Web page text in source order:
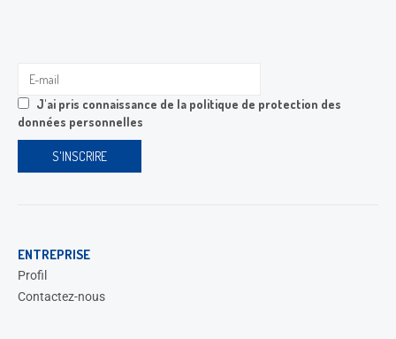
J'ai pris connaissance de la politique de protection des
données personnelles
ENTREPRISE
Profil
Contactez-nous